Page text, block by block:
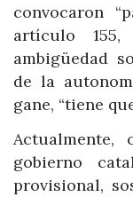
convocaron
artículo
ambigüedad
de la
gane, “tiene
gobierno
provisional,